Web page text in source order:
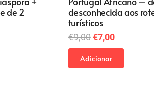
de 2
desconhecida aos
turísticos
€9,00 O
preço
original
€7,00O
preço
atual
Adicionar